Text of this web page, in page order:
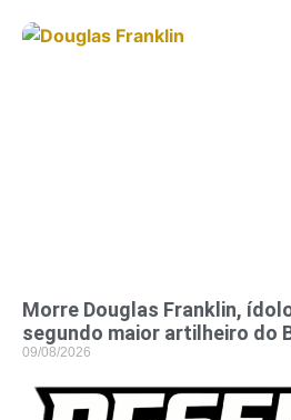
Morre Douglas Franklin,
segundo maior artilheiro do
09/08/2026